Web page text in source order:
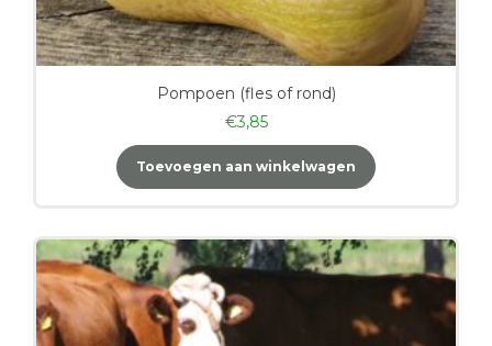
Pompoen (fles of rond)
€3,85
Toevoegen aan winkelwagen